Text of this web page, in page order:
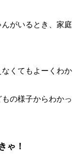
がいるとき、家庭
くてもよーくわか
の様子からわかっ
ゃ！